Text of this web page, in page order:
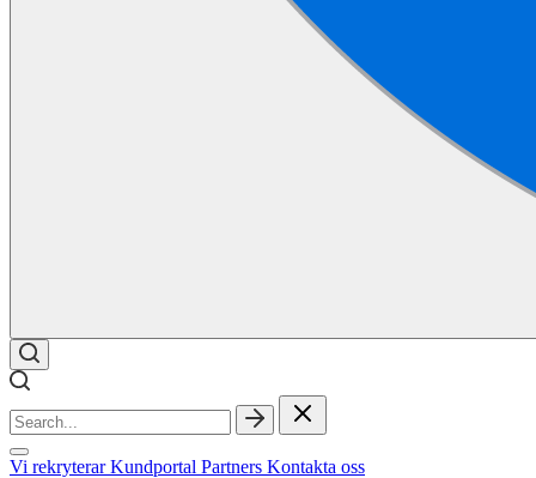
Vi rekryterarKundportal Partners Kontakta oss